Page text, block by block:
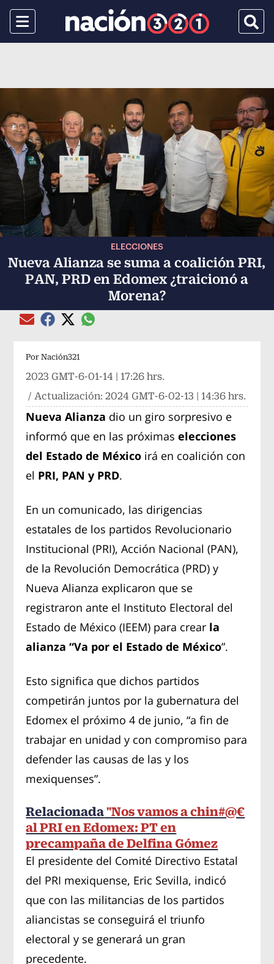
Menu
ELECCIONES
Nueva Alianza se suma a coalición PRI,
PAN, PRD en Edomex ¿traicionó a
Morena?
Compartir el artículo actual mediante Email
Compartir el artículo actual mediante Facebook
Compartir el artículo actual mediante Twitter
Compartir el artículo actual mediante
Por Nación321
2023 GMT-6-01-14 | 17:26 hrs.
/ Actualización:2024 GMT-6-02-13 | 14:36 hrs.
Nueva Alianza dio un giro sorpresivo e
informó que en las próximas elecciones
del Estado de México irá en coalición con
el PRI, PAN y PRD.
En un comunicado, las dirigencias
estatales de los partidos Revolucionario
Institucional (PRI), Acción Nacional (PAN),
de la Revolución Democrática (PRD) y
Nueva Alianza explicaron que se
registraron ante el Instituto Electoral del
Estado de México (IEEM) para crear la
alianza “Va por el Estado de México”.
Esto significa que dichos partidos
competirán juntos por la gubernatura del
Edomex el próximo 4 de junio, “a fin de
trabajar en unidad y con compromiso para
defender las causas de las y los
mexiquenses”.
Relacionada"Nos vamos a chin#@€
al PRI en Edomex: PT en
precampaña de Delfina Gómez
El presidente del Comité Directivo Estatal
del PRI mexiquense, Eric Sevilla, indicó
que con las militancias de los partidos
aliancistas se conseguirá el triunfo
electoral y se generará un gran
precedente.